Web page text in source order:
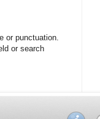
or punctuation.
or search